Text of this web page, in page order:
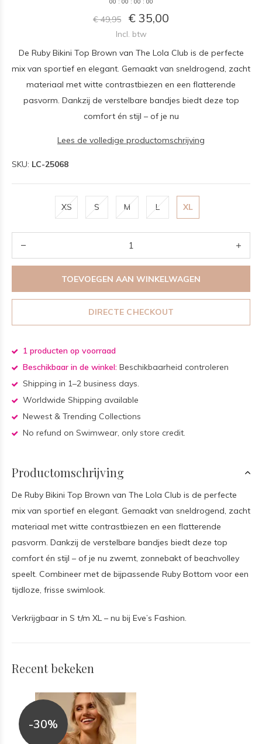
€ 49,95 € 35,00
Incl. btw
De Ruby Bikini Top Brown van The Lola Club is de perfecte
mix van sportief en elegant. Gemaakt van sneldrogend, zacht
materiaal met witte contrastbiezen en een flatterende
pasvorm. Dankzij de verstelbare bandjes biedt deze top
comfort én stijl – of je nu
Lees de volledige productomschrijving
SKU: LC-25068
XS S M L XL
TOEVOEGEN AAN WINKELWAGEN
DIRECTE CHECKOUT
1 producten op voorraad
Beschikbaar in de winkel: Beschikbaarheid controleren
Shipping in 1–2 business days.
Worldwide Shipping available
Newest & Trending Collections
No refund on Swimwear, only store credit.
Productomschrijving
De Ruby Bikini Top Brown van The Lola Club is de perfecte
mix van sportief en elegant. Gemaakt van sneldrogend, zacht
materiaal met witte contrastbiezen en een flatterende
pasvorm. Dankzij de verstelbare bandjes biedt deze top
comfort én stijl – of je nu zwemt, zonnebakt of beachvolley
speelt. Combineer met de bijpassende Ruby Bottom voor een
tijdloze, frisse swimlook.
Verkrijgbaar in S t/m XL – nu bij Eve’s Fashion.
Recent bekeken
-30%